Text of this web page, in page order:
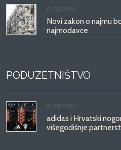
01.08.2026.
Novi zakon o najmu
najmodavce
PODUZETNIŠTVO
01.08.2026.
adidas i Hrvatski
višegodišnje